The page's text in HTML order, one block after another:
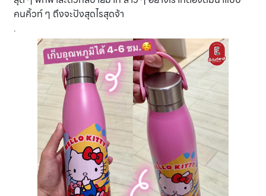
คนคิ้วท์ ๆ ถึงจะปังสุดไรสุดจ้า
.